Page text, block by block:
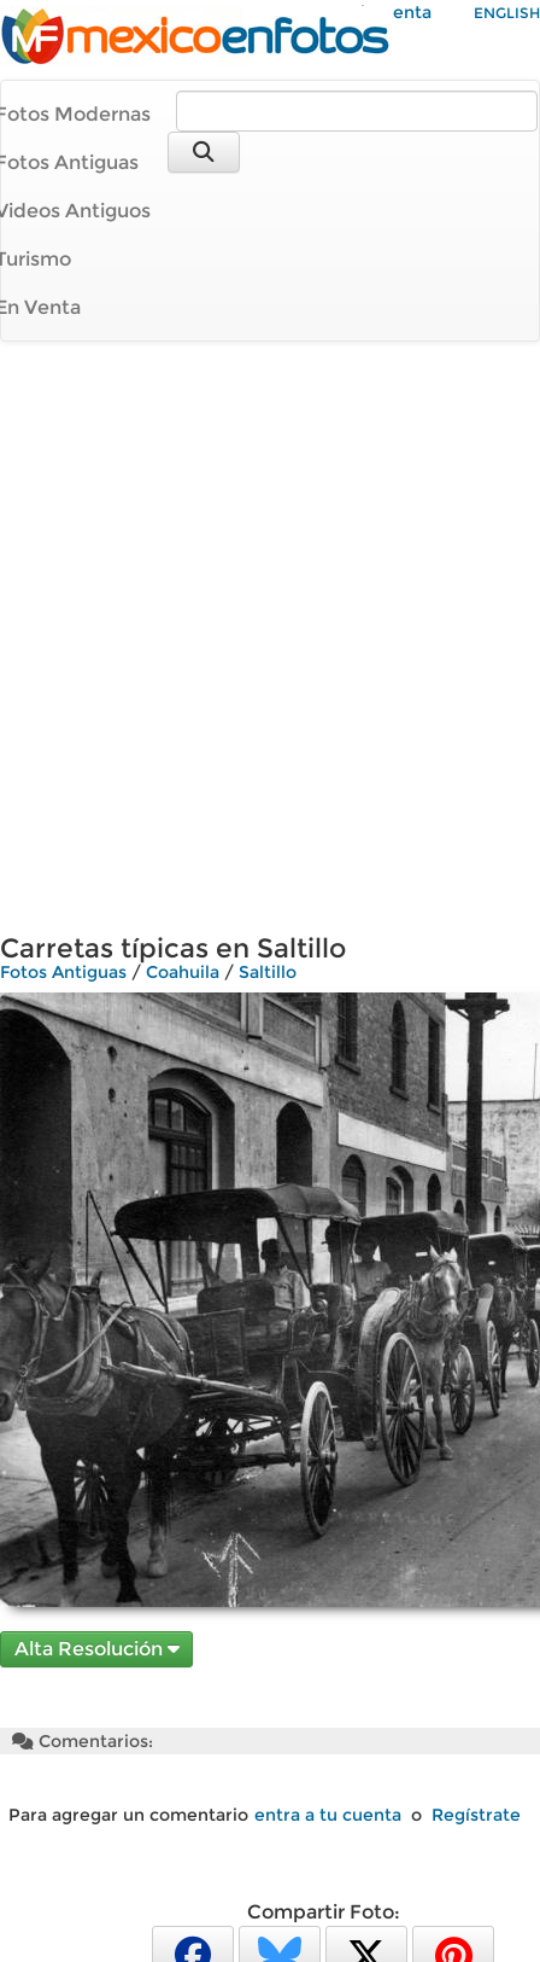
Mi Cuenta ENGLISH
Modernas
Antiguas
Antiguos
Venta
Carretas típicas en Saltillo
Fotos Antiguas / Coahuila / Saltillo
Alta Resolución
Comentarios:
Para agregar un comentario entra a tu cuenta o Regístrate
Compartir Foto: